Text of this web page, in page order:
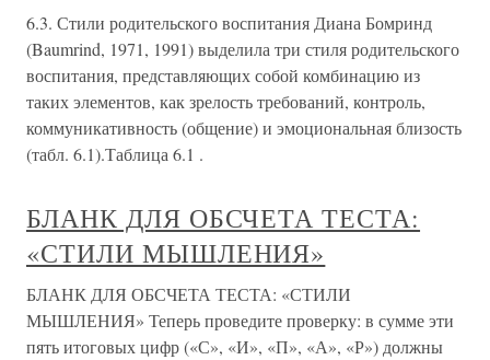
6.3. Стили родительского воспитания Диана Бомринд
(Baumrind, 1971, 1991) выделила три стиля родительского
воспитания, представляющих собой комбинацию из
таких элементов, как зрелость требований, контроль,
коммуникативность (общение) и эмоциональная близость
(табл. 6.1).Таблица 6.1 .
БЛАНК ДЛЯ ОБСЧЕТА ТЕСТА:
«СТИЛИ МЫШЛЕНИЯ»
БЛАНК ДЛЯ ОБСЧЕТА ТЕСТА: «СТИЛИ
МЫШЛЕНИЯ» Теперь проведите проверку: в сумме эти
пять итоговых цифр («С», «И», «П», «А», «Р») должны